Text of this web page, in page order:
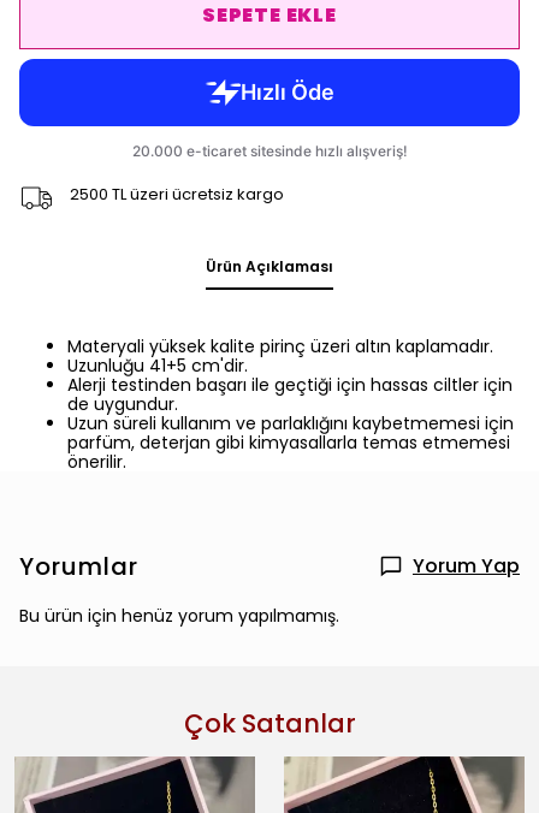
SEPETE EKLE
2500 TL üzeri ücretsiz kargo
Ürün Açıklaması
Materyali yüksek kalite pirinç üzeri altın kaplamadır.
Uzunluğu 41+5 cm'dir.
Alerji testinden başarı ile geçtiği için hassas ciltler için
de uygundur.
Uzun süreli kullanım ve parlaklığını kaybetmemesi için
parfüm, deterjan gibi kimyasallarla temas etmemesi
önerilir.
Yorumlar Yorum Yap
Bu ürün için henüz yorum yapılmamış.
Çok Satanlar